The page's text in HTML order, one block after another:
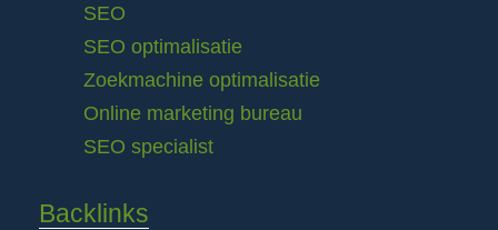
SEO
SEO optimalisatie
Zoekmachine optimalisatie
Online marketing bureau
SEO specialist
Backlinks